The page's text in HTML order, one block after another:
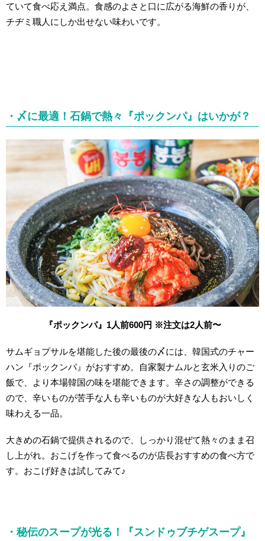
ていて食べ応え満点。食感のよさと口に広がる海鮮の香りが、
チヂミ職人にしか出せない味わいです。
・〆に最適！石鍋で熱々『ポックンパ』はいかが？
『ポックンパ』1人前600円 ※注文は2人前〜
サムギョプサルを堪能した後の最後の〆には、韓国式のチャー
ハン『ポックンパ』がおすすめ。 自家製ナムルと玄米入りのご
飯で、より本場韓国の味を堪能できます。辛さの調整ができる
ので、辛いものが苦手な人も辛いものが大好きな人もおいしく
味わえる一品。
大きめの石鍋で提供されるので、しっかり混ぜて熱々のまま召
し上がれ。おこげを作って食べるのが店長おすすめの食べ方で
す。おこげ好きは試してみて♪
・秘伝のスープが光る！『スンドゥブチゲスープ』